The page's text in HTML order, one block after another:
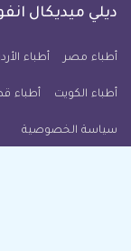
فيسبوكتويتر
ديلي ميديكال
أطباء مصر أطباء
أطباء الكويت أطباء
سياسة الخصوصية